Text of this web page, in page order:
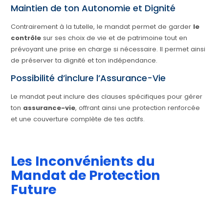
Maintien de ton Autonomie et Dignité
Contrairement à la tutelle, le mandat permet de garder le
contrôle sur ses choix de vie et de patrimoine tout en
prévoyant une prise en charge si nécessaire. Il permet ainsi
de préserver ta dignité et ton indépendance.
Possibilité d’inclure l’Assurance-Vie
Le mandat peut inclure des clauses spécifiques pour gérer
ton assurance-vie, offrant ainsi une protection renforcée
et une couverture complète de tes actifs.
Les Inconvénients du
Mandat de Protection
Future